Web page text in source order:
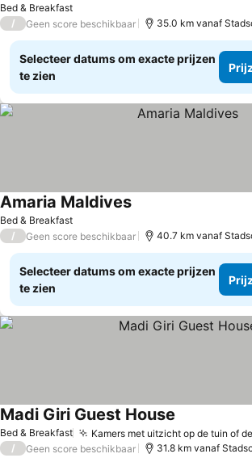
Bed & Breakfast
/ Geen score beschikbaar 35.0 km vanaf
Selecteer datums om exacte prijzen
te zien
Bed & Breakfast
Amaria MaldivesPrijzen bekijken
/ Geen score beschikbaar 40.7 km vanaf
Selecteer datums om exacte prijzen
te zien
Bed & Breakfast Kamers met uitzicht op de tuin of
Madi Giri Guest House
/ Geen score beschikbaar 31.8 km vanaf